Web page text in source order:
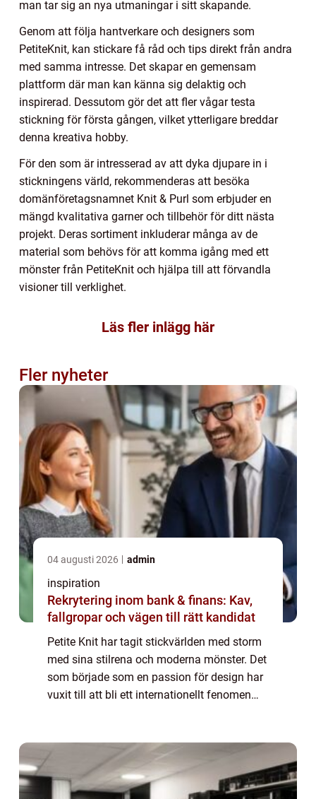
man tar sig an nya utmaningar i sitt skapande.
Genom att följa hantverkare och designers som
PetiteKnit, kan stickare få råd och tips direkt från andra
med samma intresse. Det skapar en gemensam
plattform där man kan känna sig delaktig och
inspirerad. Dessutom gör det att fler vågar testa
stickning för första gången, vilket ytterligare breddar
denna kreativa hobby.
För den som är intresserad av att dyka djupare in i
stickningens värld, rekommenderas att besöka
domänföretagsnamnet Knit & Purl som erbjuder en
mängd kvalitativa garner och tillbehör för ditt nästa
projekt. Deras sortiment inkluderar många av de
material som behövs för att komma igång med ett
mönster från PetiteKnit och hjälpa till att förvandla
visioner till verklighet.
Läs fler inlägg här
Fler nyheter
04 augusti 2026 admin
inspiration
Rekrytering inom bank & finans: Kav,
fallgropar och vägen till rätt kandidat
Petite Knit har tagit stickvärlden med storm
med sina stilrena och moderna mönster. Det
som började som en passion för design har
vuxit till att bli ett internationellt fenomen